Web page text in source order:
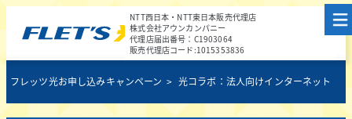
NTT西日本・NTT東日本販売代理店
株式会社アウンカンパニー
代理店届出番号：C1903064
販売代理店コード:1015353836
フレッツ光お申し込みキャンペーン 光コラボ：法人向けインターネット